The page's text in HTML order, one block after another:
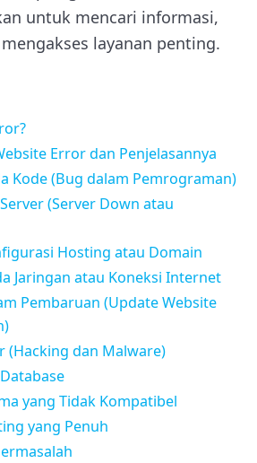
untuk mencari informasi,
layanan penting.
Error dan Penjelasannya
Kode (Bug dalam Pemrograman)
(Server Down atau
Hosting atau Domain
Jaringan atau Koneksi Internet
Pembaruan (Update Website
(Hacking dan Malware)
yang Tidak Kompatibel
yang Penuh